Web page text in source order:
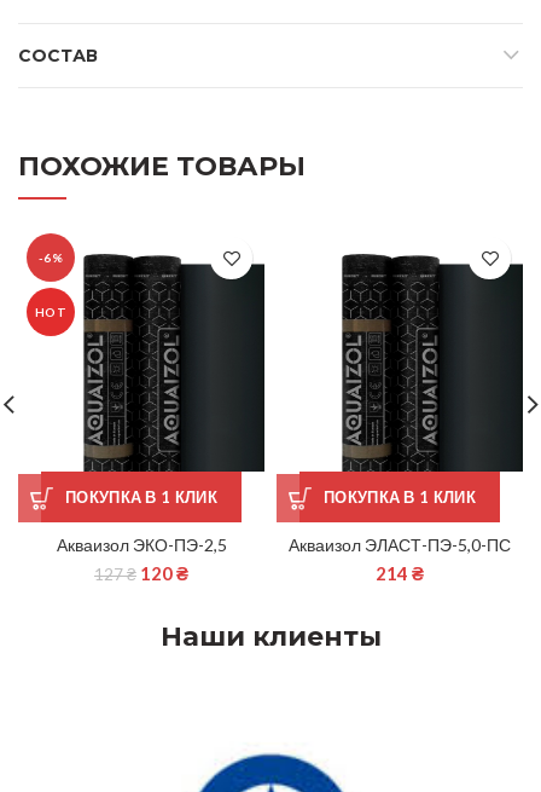
СОСТАВ
ПОХОЖИЕ ТОВАРЫ
-6%
HOT
ПОКУПКА В 1 КЛИК
Акваизол ЭКО-ПЭ-2,5
127₴ 120₴
ПОКУПКА В 1 КЛИК
Акваизол ЭЛАСТ-ПЭ-5,0-ПС
214 ₴
Наши клиенты